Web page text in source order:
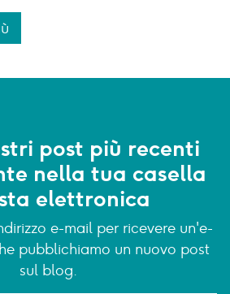
post più recenti
nella tua casella
elettronica
e-mail per ricevere un'e-
pubblichiamo un nuovo post
sul blog.